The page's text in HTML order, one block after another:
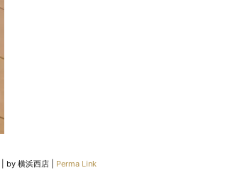
by 横浜西店 Perma Link